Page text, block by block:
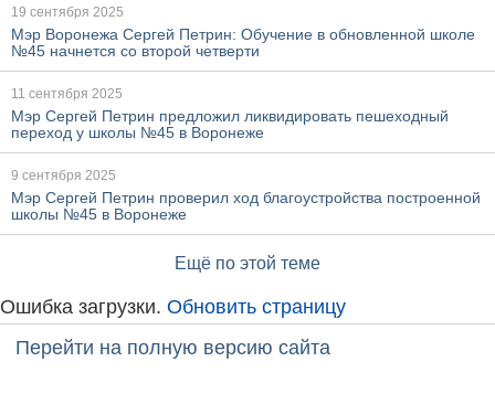
19 сентября 2025
Мэр Воронежа Сергей Петрин: Обучение в обновленной школе
№45 начнется со второй четверти
11 сентября 2025
Мэр Сергей Петрин предложил ликвидировать пешеходный
переход у школы №45 в Воронеже
9 сентября 2025
Мэр Сергей Петрин проверил ход благоустройства построенной
школы №45 в Воронеже
Ещё по этой теме
Ошибка загрузки. Обновить страницу
Перейти на полную версию сайта